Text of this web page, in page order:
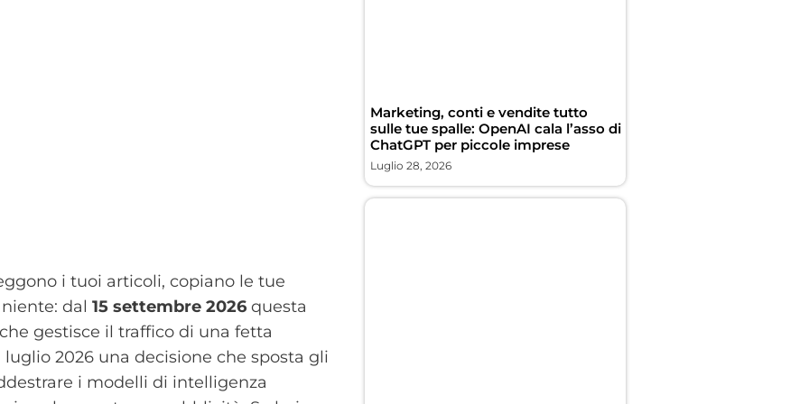
i tuoi articoli, copiano le tue
dal 15 settembre 2026 questa
gestisce il traffico di una fetta
2026 una decisione che sposta gli
i modelli di intelligenza
Marketing, conti e vendite tutto
sulle tue spalle: OpenAI cala l’asso di
ChatGPT per piccole imprese
Luglio 28, 2026